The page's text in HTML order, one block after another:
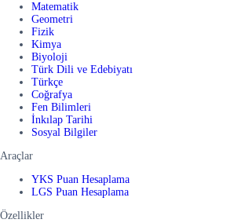
Matematik
Geometri
Fizik
Kimya
Biyoloji
Türk Dili ve Edebiyatı
Türkçe
Coğrafya
Fen Bilimleri
İnkılap Tarihi
Sosyal Bilgiler
Araçlar
YKS Puan Hesaplama
LGS Puan Hesaplama
Özellikler